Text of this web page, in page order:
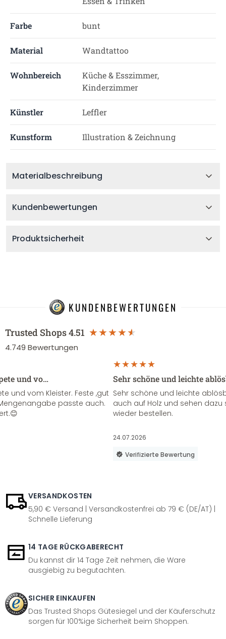
Farbe bunt
Material Wandtattoo
Wohnbereich
Küche & Esszimmer,
Kinderzimmer
Künstler Leffler
Kunstform Illustration & Zeichnung
Materialbeschreibung
Kundenbewertungen
Produktsicherheit
KUNDENBEWERTUNGEN
Trusted Shops4.51
4.749 Bewertungen
und vo…
und vom Kleister. Feste ,gut
passte auch.
Sehr schöne und leichte
Sehr schöne und leichte
auch auf Holz und sehen
wieder bestellen.
24.07.2026
Verifizierte Bewertung
VERSANDKOSTEN
5,90 € Versand | Versandkostenfrei ab 79 € (DE/AT) |
Schnelle Lieferung
14 TAGE RÜCKGABERECHT
Du kannst dir 14 Tage Zeit nehmen, die Ware
ausgiebig zu begutachten.
SICHER EINKAUFEN
Das Trusted Shops Gütesiegel und der Käuferschutz
sorgen für 100%ige Sicherheit beim Shoppen.